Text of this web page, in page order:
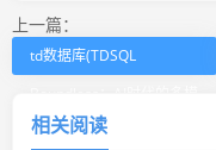
上一篇：
td数据库(TDSQL
态数据库)
相关阅读